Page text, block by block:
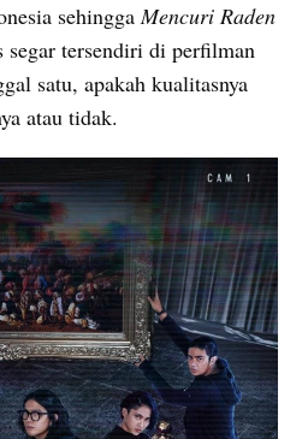
sehingga Mencuri Raden
segar tersendiri di perfilman
satu, apakah kualitasnya
atau tidak.